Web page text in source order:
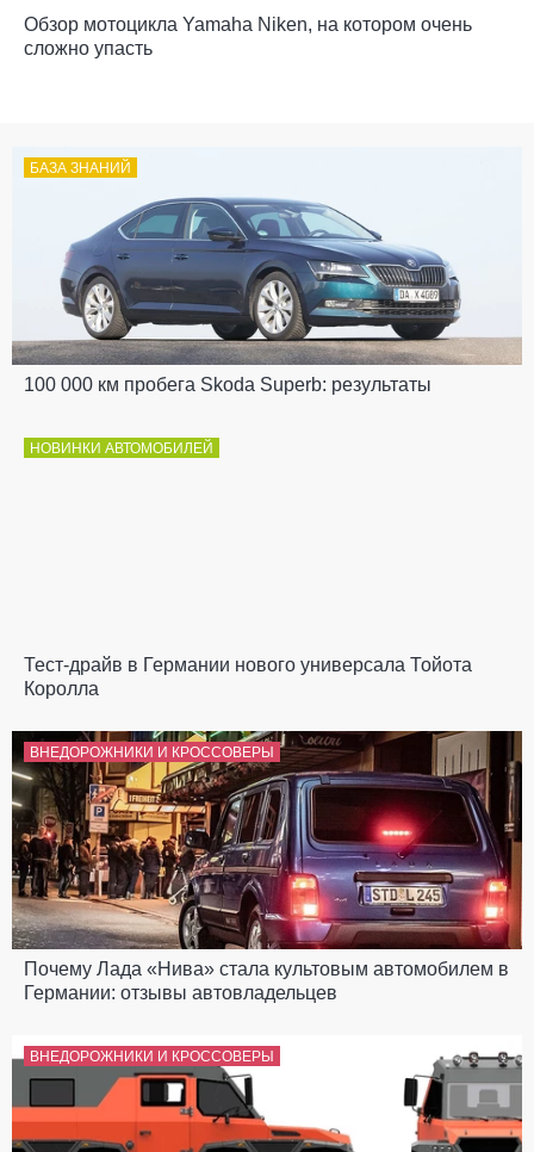
Обзор мотоцикла Yamaha Niken, на котором очень
сложно упасть
БАЗА ЗНАНИЙ
100 000 км пробега Skoda Superb: результаты
НОВИНКИ АВТОМОБИЛЕЙ
Тест-драйв в Германии нового универсала Тойота
Королла
ВНЕДОРОЖНИКИ И КРОССОВЕРЫ
Почему Лада «Нива» стала культовым автомобилем в
Германии: отзывы автовладельцев
ВНЕДОРОЖНИКИ И КРОССОВЕРЫ